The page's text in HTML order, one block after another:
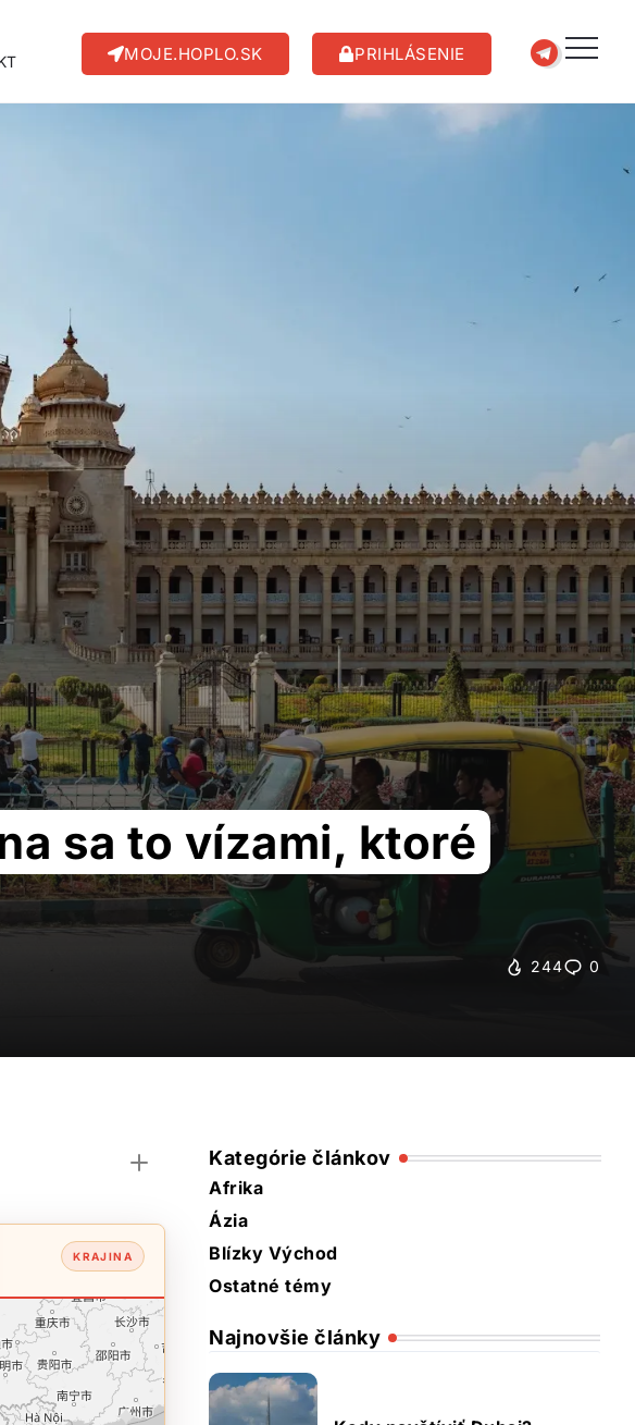
MOJE.HOPLO.SK PRIHLÁSENIE
sa to vízami, ktoré
244 0
KRAJINA
Kategórie článkov
Afrika
Ázia
Blízky Východ
Ostatné témy
Najnovšie články